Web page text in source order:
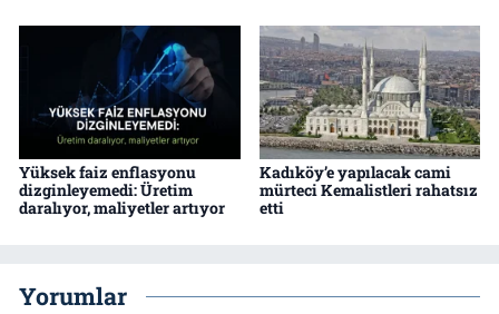
Yüksek faiz enflasyonu
dizginleyemedi: Üretim
daralıyor, maliyetler artıyor
Kadıköy’e yapılacak cami
mürteci Kemalistleri rahatsız
etti
Yorumlar